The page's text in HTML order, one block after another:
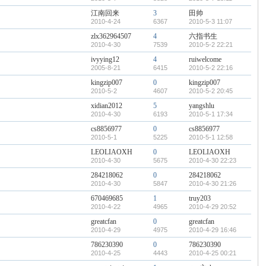
江南回来
2010-4-24
3
6367
田帅
2010-5-3 11:07
zlx362964507
2010-4-30
4
7539
六指书生
2010-5-2 22:21
ivyying12
2005-8-21
4
6415
ruiwelcome
2010-5-2 22:16
kingzip007
2010-5-2
0
4607
kingzip007
2010-5-2 20:45
xidian2012
2010-4-30
5
6193
yangshlu
2010-5-1 17:34
cs8856977
2010-5-1
0
5225
cs8856977
2010-5-1 12:58
LEOLIAOXH
2010-4-30
0
5675
LEOLIAOXH
2010-4-30 22:23
284218062
2010-4-30
0
5847
284218062
2010-4-30 21:26
670469685
2010-4-22
1
4965
truy203
2010-4-29 20:52
greatcfan
2010-4-29
0
4975
greatcfan
2010-4-29 16:46
786230390
2010-4-25
0
4443
786230390
2010-4-25 00:21